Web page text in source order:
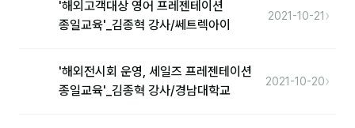
등급 · 포인트
'해외고객대상 영어 프레젠테이션
종일교육'_김종혁 강사/쎄트렉아이
2021-10-21 ›
'해외전시회 운영, 세일즈 프레젠테이션
종일교육'_김종혁 강사/경남대학교
2021-10-20›